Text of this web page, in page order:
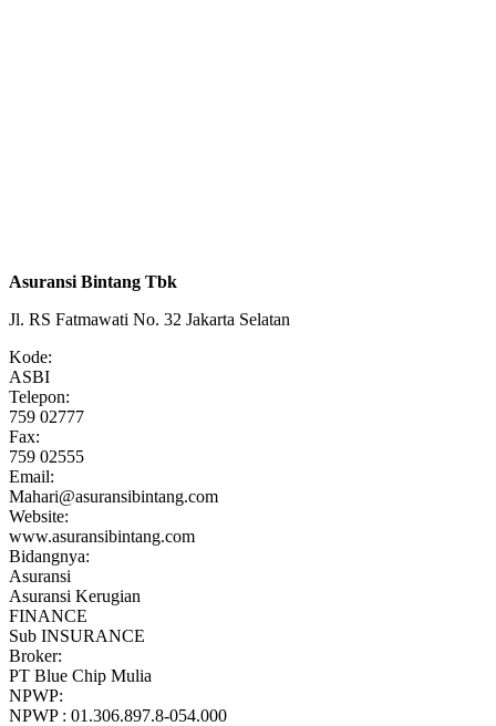
Asuransi Bintang Tbk
Jl. RS Fatmawati No. 32 Jakarta Selatan
Kode:
ASBI
Telepon:
759 02777
Fax:
759 02555
Email:
Mahari@asuransibintang.com
Website:
www.asuransibintang.com
Bidangnya:
Asuransi
Asuransi Kerugian
FINANCE
Sub INSURANCE
Broker:
PT Blue Chip Mulia
NPWP:
NPWP : 01.306.897.8-054.000